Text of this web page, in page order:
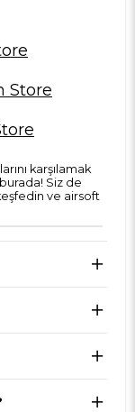
Store
karşılamak
Siz de
ve airsoft